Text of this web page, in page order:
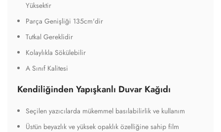
Yüksektir
Parça Genişliği 135cm'dir
Tutkal Gereklidir
Kolaylıkla Sökülebilir
A Sınıf Kalitesi
Kendiliğinden Yapışkanlı Duvar Kağıdı
Seçilen yazıcılarda mükemmel basılabilirlik ve kullanım
Üstün beyazlık ve yüksek opaklık özelliğine sahip film